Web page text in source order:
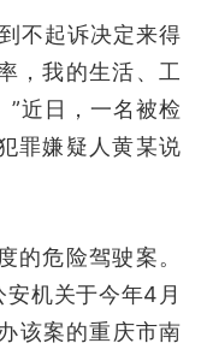
不起诉决定来得
，我的生活、工
”近日，一名被检
罪嫌疑人黄某说
的危险驾驶案。
机关于今年4月
该案的重庆市南